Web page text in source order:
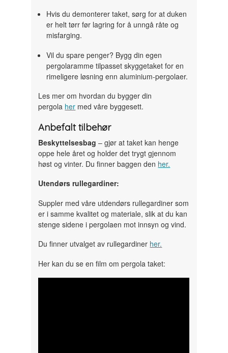
Hvis du demonterer taket, sørg for at duken
er helt tørr før lagring for å unngå råte og
misfarging.
Vil du spare penger? Bygg din egen
pergolaramme tilpasset skyggetaket for en
rimeligere løsning enn aluminium-pergolaer.
Les mer om hvordan du bygger din
pergola her med våre byggesett.
Anbefalt tilbehør
Beskyttelsesbag – gjør at taket kan henge
oppe hele året og holder det trygt gjennom
høst og vinter. Du finner baggen den her.
Utendørs rullegardiner:
Suppler med våre utdendørs rullegardiner som
er i samme kvalitet og materiale, slik at du kan
stenge sidene i pergolaen mot innsyn og vind.
Du finner utvalget av rullegardiner her.
Her kan du se en film om pergola taket: